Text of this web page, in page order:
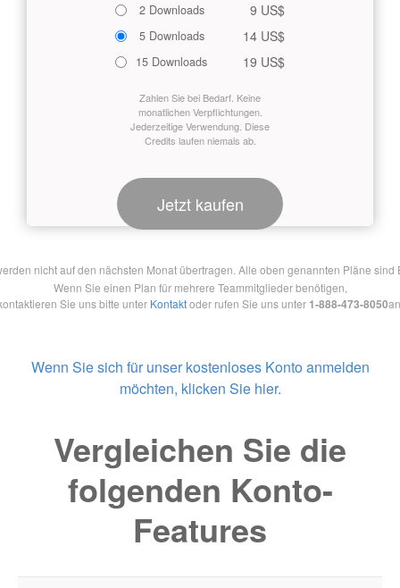
2 Downloads 9 US$
5 Downloads 14 US$
15 Downloads 19 US$
Zahlen Sie bei Bedarf. Keine
monatlichen Verpflichtungen.
Jederzeitige Verwendung. Diese
Credits laufen niemals ab.
Jetzt kaufen
nicht auf den nächsten Monat übertragen. Alle oben genannten Pläne
Wenn Sie einen Plan für mehrere Teammitglieder benötigen,
Sie uns bitte unter Kontaktoder rufen Sie uns unter 1-888-473-8050
Wenn Sie sich für unser kostenloses Konto anmelden
möchten, klicken Sie hier.
Vergleichen Sie die
folgenden Konto-
Features